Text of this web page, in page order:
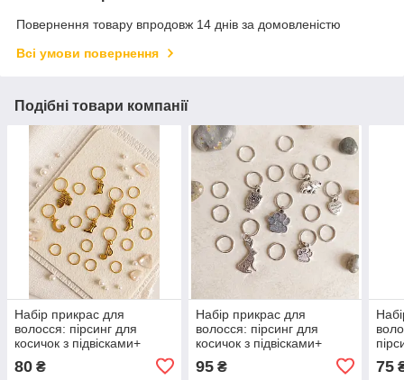
Повернення товару впродовж 14 днів за домовленістю
Всі умови повернення
Подібні товари компанії
Набір прикрас для
волосся: пірсинг для
косичок з підвісками+
80 ₴
Набір прикрас для
волосся: пірсинг для
косичок з підвісками+
95₴ 75